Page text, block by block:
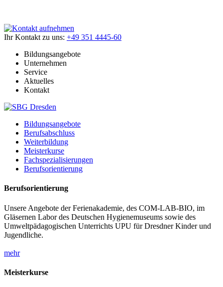
Ihr Kontakt zu uns: +49 351 4445-60
Bildungsangebote
Unternehmen
Service
Aktuelles
Kontakt
Bildungsangebote
Berufsabschluss
Weiterbildung
Meisterkurse
Fachspezialisierungen
Berufsorientierung
Berufsorientierung
Unsere Angebote der Ferienakademie, des COM-LAB-BIO, im
Gläsernen Labor des Deutschen Hygienemuseums sowie des
Umweltpädagogischen Unterrichts UPU für Dresdner Kinder und
Jugendliche.
mehr
Meisterkurse